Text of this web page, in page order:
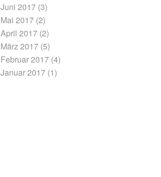
Juni 2017(3)
Mai 2017(2)
April 2017(2)
März 2017(5)
Februar 2017(4)
Januar 2017(1)